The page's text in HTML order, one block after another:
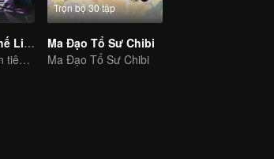
Tôi Thu Mua Phế Liệu Ở Thiên Đình
Kẻ vô dụng chốn tiên giới trảm yêu trừ ma
Trọn bộ 30 tập
Ma Đạo Tổ Sư Chibi
Ma Đạo Tổ Sư Chibi